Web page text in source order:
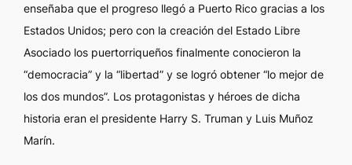
enseñaba que el progreso llegó a Puerto Rico gracias a los
Estados Unidos; pero con la creación del Estado Libre
Asociado los puertorriqueños finalmente conocieron la
“democracia” y la “libertad” y se logró obtener “lo mejor de
los dos mundos”. Los protagonistas y héroes de dicha
historia eran el presidente Harry S. Truman y Luis Muñoz
Marín.